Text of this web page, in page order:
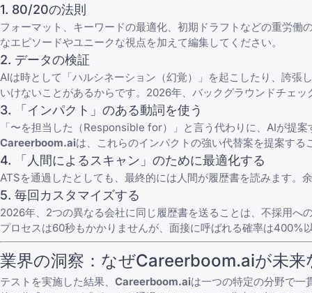
1. 80/20の法則
フォーマット、キーワードの最適化、初期ドラフトなどの重労
なエピソードやユニークな視点を加えて編集してください。
2. データの検証
AIは時として「ハルシネーション（幻覚）」を起こしたり、誇
いけないこと があるからです。2026年、バックグラウンドチェ
3. 「インパクト」のある動詞を使う
「〜を担当した（Responsible for）」と言う代わりに、AIが提
Careerboom.aiは、これらのインパクトの強い代替案を提案する
4. 「人間によるスキャン」のために最適化する
ATSを通過したとしても、最終的には人間が履歴書を読みます。
5. 毎回カスタマイズする
2026年、2つの異なる会社に同じ履歴書を送ることは、不採用へ
プロセスは60秒もかかりませんが、面接に呼ばれる確率は400%
業界の洞察：なぜCareerboom.aiが未来
テストを実施した結果、 Careerboom.aiは一つの特定の分野で